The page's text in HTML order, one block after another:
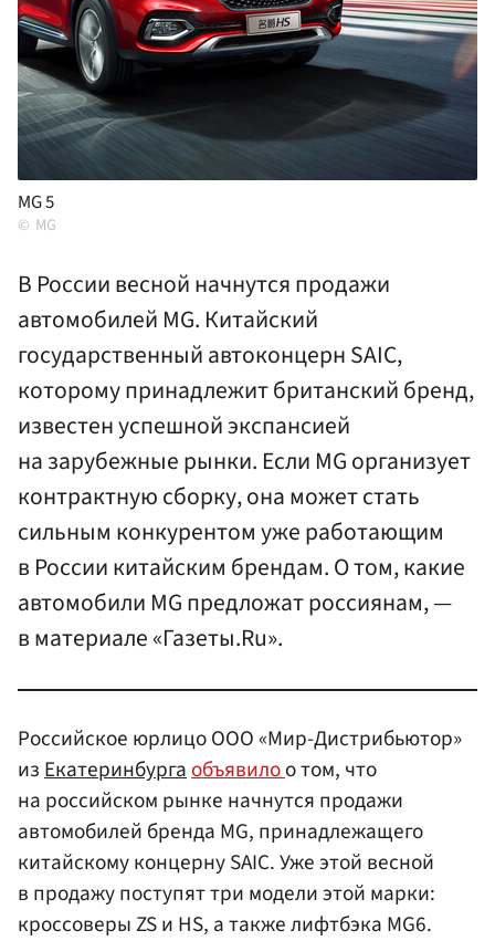
MG 5
MG
В России весной начнутся продажи
автомобилей MG. Китайский
государственный автоконцерн SAIC,
которому принадлежит британский бренд,
известен успешной экспансией
на зарубежные рынки. Если MG организует
контрактную сборку, она может стать
сильным конкурентом уже работающим
в России китайским брендам. О том, какие
автомобили MG предложат россиянам, —
в материале «Газеты.Ru».
Российское юрлицо ООО «Мир-Дистрибьютор»
изЕкатеринбургаобъявилоо том, что
на российском рынке начнутся продажи
автомобилей бренда MG, принадлежащего
китайскому концерну SAIC. Уже этой весной
в продажу поступят три модели этой марки:
кроссоверы ZS и HS, а также лифтбэка MG6.